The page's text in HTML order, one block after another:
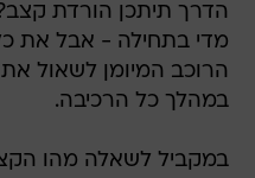
הדרך תיתכן הורדת
מדי בתחילה - אבל את
הרוכב המיומן לשאול
במהלך כל הרכיבה.
במקביל לשאלה מהו